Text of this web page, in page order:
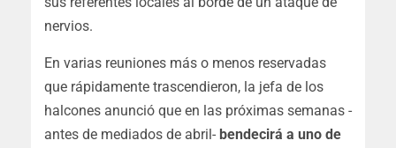
nervios.
En varias reuniones más o menos reservadas
que rápidamente trascendieron, la jefa de los
halcones anunció que en las próximas semanas -
antes de mediados de abril- bendecirá a uno de